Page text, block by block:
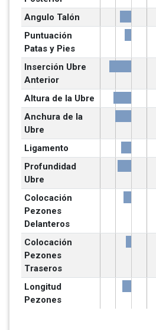
Angulo Talón
Puntuación
Patas y Pies
Inserción Ubre
Anterior
Altura de la Ubre
Anchura de la
Ubre
Ligamento
Profundidad
Ubre
Colocación
Pezones
Delanteros
Colocación
Pezones
Traseros
Longitud
Pezones